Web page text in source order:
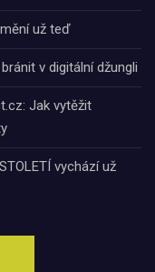
už teď
v digitální džungli
Jak vytěžit
vychází už